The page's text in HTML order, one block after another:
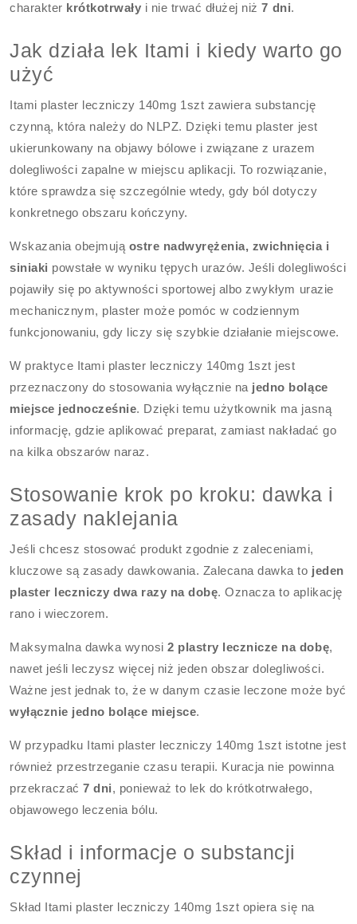
charakter krótkotrwały i nie trwać dłużej niż7 dni.
Jak działa lek Itami i kiedy warto go
użyć
Itami plaster leczniczy 140mg 1szt zawiera substancję
czynną, która należy do NLPZ. Dzięki temu plaster jest
ukierunkowany na objawy bólowe i związane z urazem
dolegliwości zapalne w miejscu aplikacji. To rozwiązanie,
które sprawdza się szczególnie wtedy, gdy ból dotyczy
konkretnego obszaru kończyny.
Wskazania obejmują ostre nadwyrężenia, zwichnięcia i
siniaki powstałe w wyniku tępych urazów. Jeśli dolegliwości
pojawiły się po aktywności sportowej albo zwykłym urazie
mechanicznym, plaster może pomóc w codziennym
funkcjonowaniu, gdy liczy się szybkie działanie miejscowe.
W praktyce Itami plaster leczniczy 140mg 1szt jest
przeznaczony do stosowania wyłącznie na jedno bolące
miejsce jednocześnie. Dzięki temu użytkownik ma jasną
informację, gdzie aplikować preparat, zamiast nakładać go
na kilka obszarów naraz.
Stosowanie krok po kroku: dawka i
zasady naklejania
Jeśli chcesz stosować produkt zgodnie z zaleceniami,
kluczowe są zasady dawkowania. Zalecana dawka to jeden
plaster leczniczy dwa razy na dobę. Oznacza to aplikację
rano i wieczorem.
Maksymalna dawka wynosi2 plastry lecznicze na dobę,
nawet jeśli leczysz więcej niż jeden obszar dolegliwości.
Ważne jest jednak to, że w danym czasie leczone może być
wyłącznie jedno bolące miejsce.
W przypadku Itami plaster leczniczy 140mg 1szt istotne jest
również przestrzeganie czasu terapii. Kuracja nie powinna
przekraczać7 dni, ponieważ to lek do krótkotrwałego,
objawowego leczenia bólu.
Skład i informacje o substancji
czynnej
Skład Itami plaster leczniczy 140mg 1szt opiera się na